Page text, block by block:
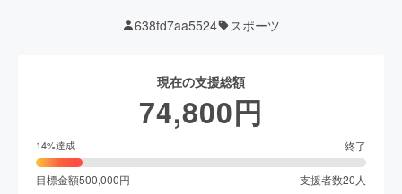
638fd7aa5524 スポーツ
現在の支援総額
74,800円
14%達成 終了
目標金額500,000円 支援者数20 人